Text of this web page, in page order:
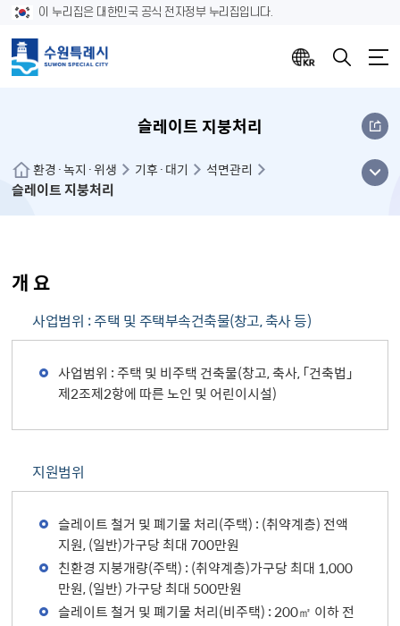
이 누리집은 대한민국 공식 전자정부 누리집입니다.
슬레이트 지붕처리
환경·녹지·위생 기후·대기 석면관리
슬레이트 지붕처리
메뉴
열기
개 요
사업범위 : 주택 및 주택부속건축물(창고, 축사 등)
사업범위 : 주택 및 비주택 건축물(창고, 축사, 「건축법」
제2조제2항에 따른 노인 및 어린이시설)
지원범위
슬레이트 철거 및 폐기물 처리(주택) : (취약계층) 전액
지원, (일반)가구당 최대 700만원
친환경 지붕개량(주택) : (취약계층)가구당 최대 1,000
만원, (일반) 가구당 최대 500만원
슬레이트 철거 및 폐기물 처리(비주택) : 200㎡ 이하 전